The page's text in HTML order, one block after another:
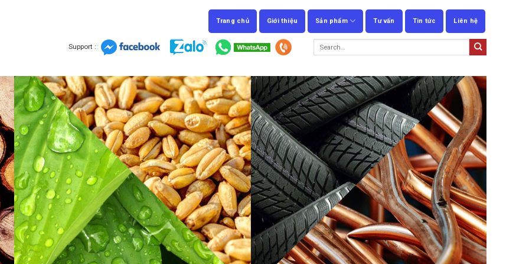
Trang chủ Giới thiệu Sản phẩm Tư vấn Tin tức Liên hệ
Support :
Search